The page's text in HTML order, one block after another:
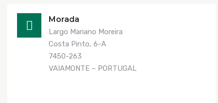
Morada
Largo Mariano Moreira
Costa Pinto, 6-A
7450-263
VAIAMONTE – PORTUGAL